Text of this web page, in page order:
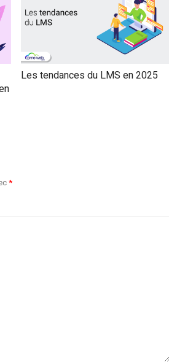
Les tendances du LMS en 2025
*